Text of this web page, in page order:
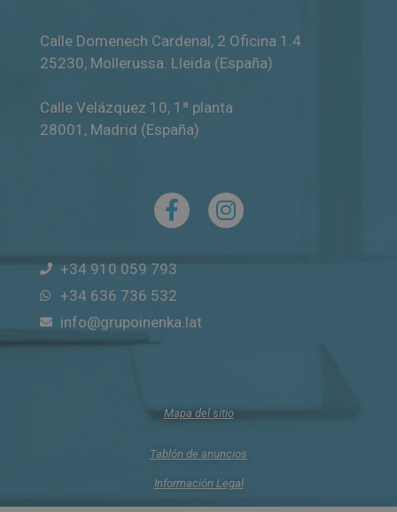
Calle Domenech Cardenal, 2 Oficina 1.4
25230, Mollerussa. Lleida (España)
Calle Velázquez 10, 1ª planta
28001 , Madrid (España)
+34 910 059 793
+34 636 736 532
info@grupoinenka.lat
Mapa del sitio
Tablón de anuncios
Información Legal